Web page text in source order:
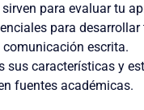
para evaluar tu
para
escrita.
sus características y
fuentes académicas.